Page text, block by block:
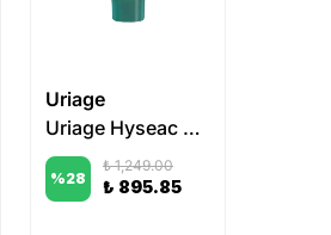
Uriage
Uriage Hyseac Hydra Çok Kuru Ciltler için Onarıcı Nemlendirici Bakım 40 ml
%28
₺ 1,249.00
₺ 895.85